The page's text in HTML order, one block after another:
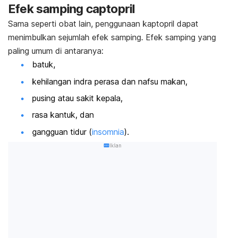
Efek samping captopril
Sama seperti obat lain, penggunaan kaptopril dapat
menimbulkan sejumlah efek samping. Efek samping yang
paling umum di antaranya:
batuk,
kehilangan indra perasa dan nafsu makan,
pusing atau sakit kepala,
rasa kantuk, dan
gangguan tidur (insomnia).
Iklan